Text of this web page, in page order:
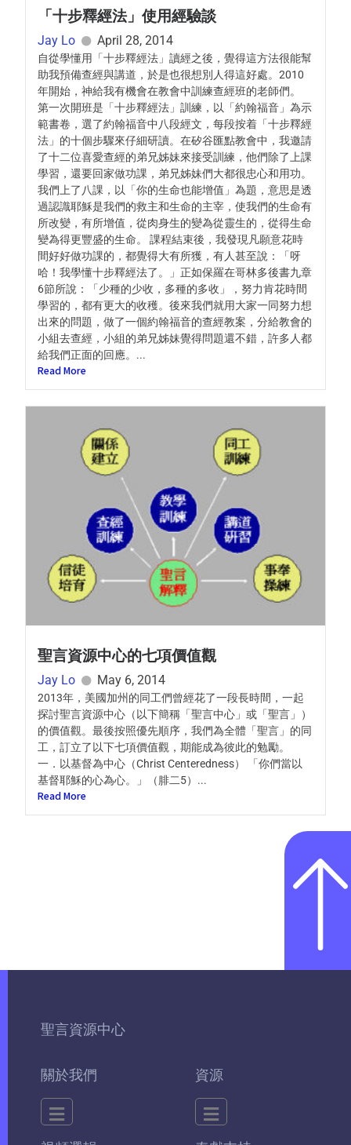
「十步釋經法」使用經驗談
Jay Lo April 28, 2014
自從學懂用「十步釋經法」讀經之後，覺得這方法很能幫
助我預備查經與講道，於是也很想別人得這好處。2010
年開始，神給我有機會在教會中訓練查經班的老師們。
第一次開班是「十步釋經法」訓練，以「約翰福音」為示
範書卷，選了約翰福音中八段經文，每段按着「十步釋經
法」的十個步驟來仔細研讀。在矽谷匯點教會中，我邀請
了十二位喜愛查經的弟兄姊妹來接受訓練，他們除了上課
學習，還要回家做功課，弟兄姊妹們大都很忠心和用功。
我們上了八課，以「你的生命也能增值」為題，意思是透
過認識耶穌是我們的救主和生命的主宰，使我們的生命有
所改變，有所增值，從肉身生的變為從靈生的，從得生命
變為得更豐盛的生命。 課程結束後，我發現凡願意花時
間好好做功課的，都覺得大有所獲，有人甚至說：「呀
哈！我學懂十步釋經法了。」正如保羅在哥林多後書九章
6節所說：「少種的少收，多種的多收」，努力肯花時間
學習的，都有更大的收穫。後來我們就用大家一同努力想
出來的問題，做了一個約翰福音的查經教案，分給教會的
小組去查經，小組的弟兄姊妹覺得問題還不錯，許多人都
給我們正面的回應。...
Read More
聖言資源中心的七項價值觀
Jay Lo May 6, 2014
2013年，美國加州的同工們曾經花了一段長時間，一起
探討聖言資源中心（以下簡稱「聖言中心」或「聖言」）
的價值觀。最後按照優先順序，我們為全體「聖言」的同
工，訂立了以下七項價值觀，期能成為彼此的勉勵。
一．以基督為中心（Christ Centeredness） 「你們當以
基督耶穌的心為心。」（腓二5）...
Read More
聖言資源中心
關於我們 資源